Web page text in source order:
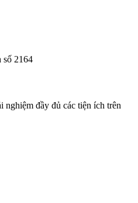
số 2164
2164
2164
nghiệm đầy đủ các tiện ích trên